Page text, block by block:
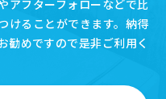
アフターフォローなどで比
けることができます。納得
勧めですので是非ご利用く